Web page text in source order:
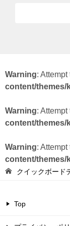
Warning:
content/themes/
Warning:
content/themes/
Warning:
content/themes/
クイックボード
Top